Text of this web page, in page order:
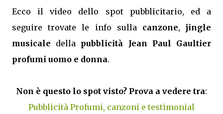
Ecco il video dello spot pubblicitario, ed a
seguire trovate le info sulla canzone,jingle
musicale della pubblicità Jean Paul Gaultier
profumi uomo e donna.
Non è questo lo spot visto? Prova a vedere tra:
Pubblicità Profumi, canzoni e testimonial